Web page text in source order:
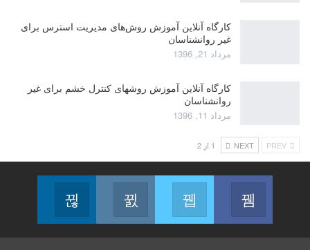
کارگاه آنلاین آموزش روش‌های مدیریت استرس برای
غیر روانشناسان
مرداد 21, 1396
کارگاه آنلاین آموزش روشهای کنترل خشم برای غیر
روانشناسان
مرداد 11, 1396
NEXT 1 از 2
Facebook
Join us on Facebook
Twitter
Join us on Twitter
Instagram
Join us on Instagram